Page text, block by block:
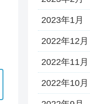
2023年1月
2022年12月
2022年11月
2022年10月